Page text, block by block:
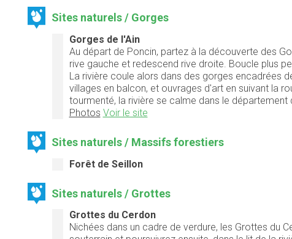
Sites naturels / Gorges
Gorges de l'Ain
Au départ de Poncin, partez à la découverte des
rive gauche et redescend rive droite. Boucle plus
La rivière coule alors dans des gorges encadrées
villages en balcon, et ouvrages d'art en suivant la
tourmenté, la rivière se calme dans le département
Photos Voir le site
Sites naturels / Massifs forestiers
Forêt de Seillon
Sites naturels / Grottes
Grottes du Cerdon
Nichées dans un cadre de verdure, les Grottes du